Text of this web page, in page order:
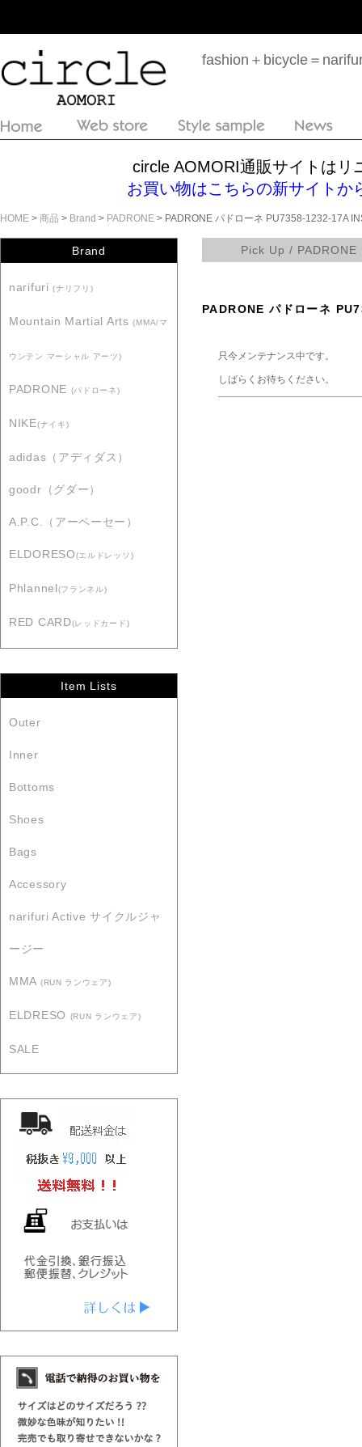
fashion＋bicycle＝
circle AOMORI通販サイトはリ
お買い物はこちらの新サイト
HOME > 商品 > Brand > PADRONE > PADRONE パドローネ PU7358-1232-17A
Brand
narifuri(ナリフリ)
Mountain Martial Arts(MMA/マ
ウンテン マーシャル アーツ)
PADRONE (パドローネ)
NIKE(ナイキ)
adidas（アディダス）
goodr（グダー）
A.P.C.（アーペーセー）
ELDORESO(エルドレッソ)
Phlannel(フランネル)
RED CARD(レッドカード)
Item Lists
Outer
Inner
Bottoms
Shoes
Bags
Accessory
narifuri Active サイクルジャ
ージー
MMA (RUN ランウェア)
ELDRESO (RUN ランウェア)
SALE
Pick Up / PADRONE
PADRONE パドローネ
只今メンテナンス中です。
しばらくお待ちください。